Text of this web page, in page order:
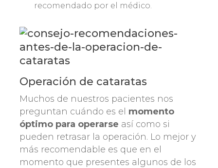
recomendado por el médico.
Operación de cataratas
Muchos de nuestros pacientes nos
preguntan cuándo es el momento
óptimo para operarse así como si
pueden retrasar la operación. Lo mejor y
más recomendable es que en el
momento que presentes algunos de los